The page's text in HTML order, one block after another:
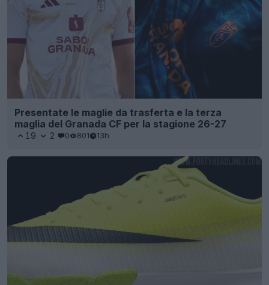
Presentate le maglie da trasferta e la terza
maglia del Granada CF per la stagione 26-27
19 2 0 801 13h